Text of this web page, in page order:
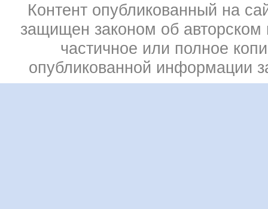
Контент опубликованный на
защищен законом об
частичное или полное
опубликованной информации